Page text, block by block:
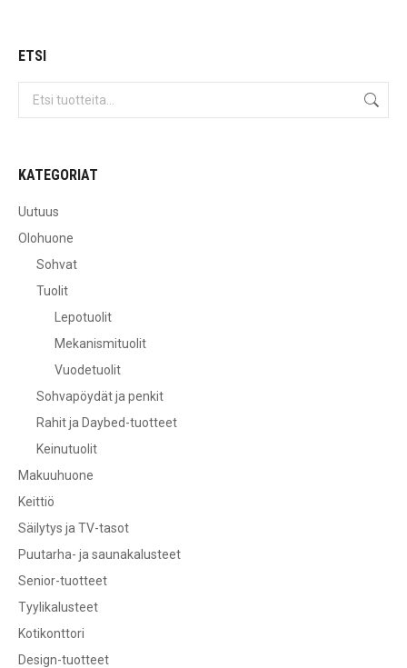
ETSI
KATEGORIAT
Uutuus
Olohuone
Sohvat
Tuolit
Lepotuolit
Mekanismituolit
Vuodetuolit
Sohvapöydät ja penkit
Rahit ja Daybed-tuotteet
Keinutuolit
Makuuhuone
Keittiö
Säilytys ja TV-tasot
Puutarha- ja saunakalusteet
Senior-tuotteet
Tyylikalusteet
Kotikonttori
Design-tuotteet